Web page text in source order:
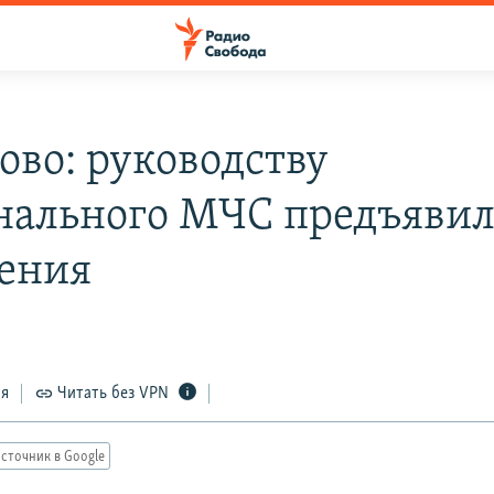
руководству
МЧС
Читать без VPN
в Google